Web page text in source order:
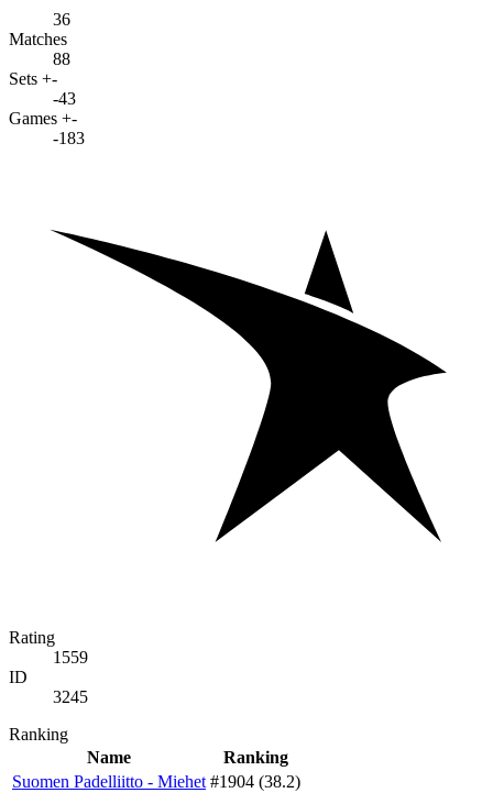
36
Matches
88
Sets +-
-43
Games +-
-183
Rating
1559
ID
3245
Ranking
Name
Ranking
Suomen Padelliitto - Miehet #1904 (38.2)